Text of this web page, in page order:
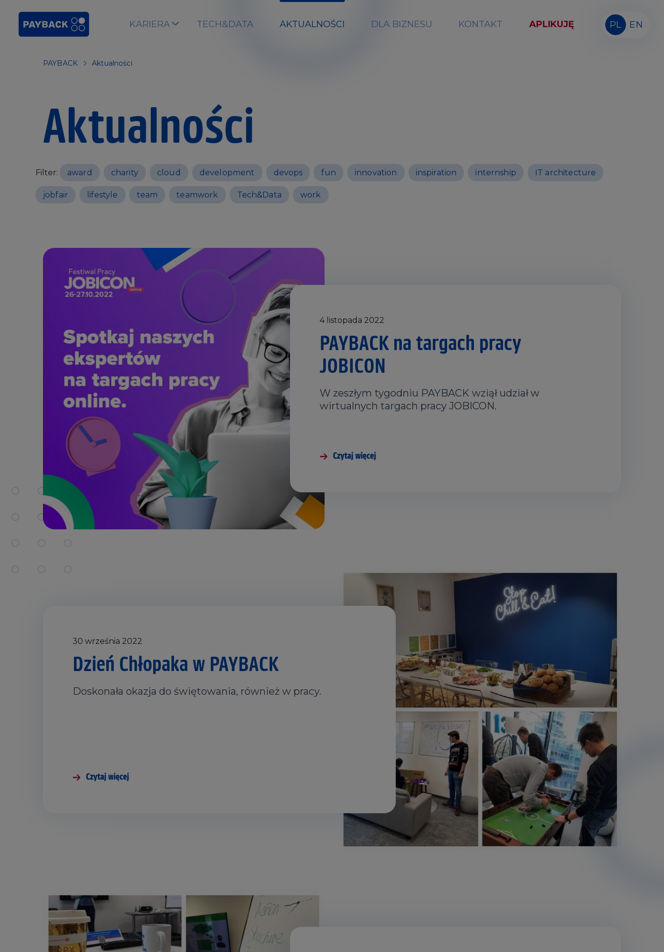
KARIERA TECH&DATA AKTUALNOŚCI DLA BIZNESU KONTAKT APLIKUJĘ PL EN
PAYBACK Aktualności
Aktualności
Filter: award charity cloud development devops fun innovation inspiration internship IT architecture
jobfair lifestyle team teamwork Tech&Data work
4 listopada 2022
PAYBACK na targach pracy
JOBICON
W zeszłym tygodniu PAYBACK wziął udział w
wirtualnych targach pracy JOBICON.
Czytaj więcej
30 września 2022
Dzień Chłopaka w PAYBACK
Doskonała okazja do świętowania, również w pracy.
Czytaj więcej